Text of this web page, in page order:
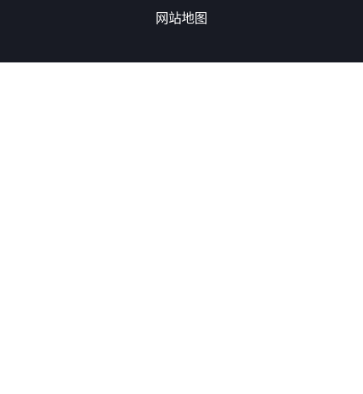
网站地图